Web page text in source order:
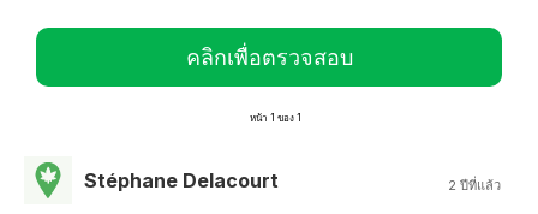
คลิกเพื่อตรวจสอบ
หน้า 1 ของ 1
Stéphane Delacourt 2 ปีที่แล้ว